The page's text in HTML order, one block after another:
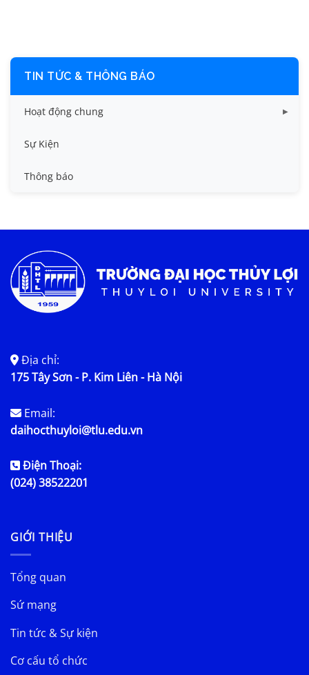
TIN TỨC & THÔNG BÁO
Hoạt động chung
Tin công tác sinh viên
Tin đào tạo
Tin tức chung
Sự Kiện
Thông báo
Địa chỉ:
175 Tây Sơn - P. Kim Liên - Hà Nội
Email:
daihocthuyloi@tlu.edu.vn
Điện Thoại:
(024) 38522201
GIỚI THIỆU
Tổng quan
Sứ mạng
Tin tức & Sự kiện
Cơ cấu tổ chức